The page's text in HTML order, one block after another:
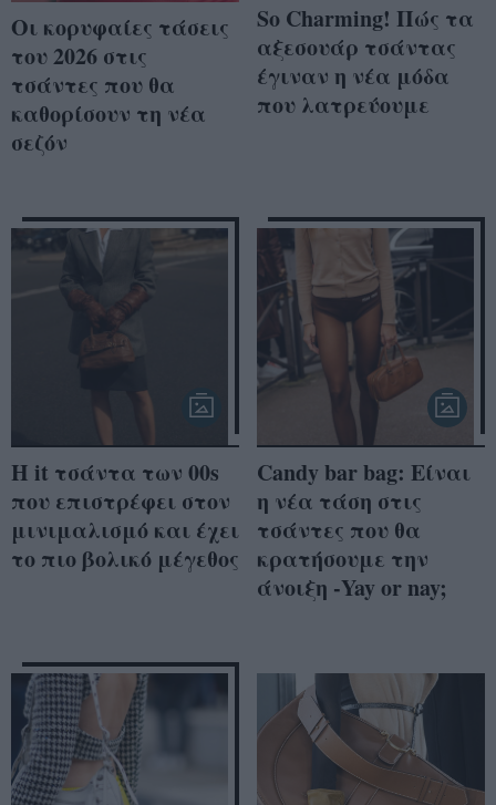
Οι κορυφαίες τάσεις
του 2026 στις
τσάντες που θα
καθορίσουν τη νέα
σεζόν
So Charming! Πώς τα
αξεσουάρ τσάντας
έγιναν η νέα μόδα
που λατρεύουμε
Η it τσάντα των 00s
που επιστρέφει στον
μινιμαλισμό και έχει
το πιο βολικό μέγεθος
Candy bar bag: Είναι
η νέα τάση στις
τσάντες που θα
κρατήσουμε την
άνοιξη -Yay or nay;